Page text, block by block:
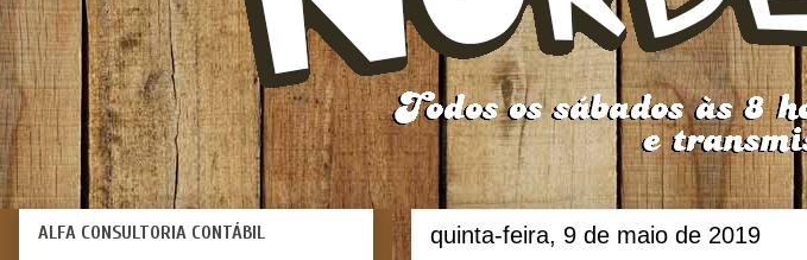
quinta-feira, 9 de maio de 2019
ALFA CONSULTORIA CONTÁBIL